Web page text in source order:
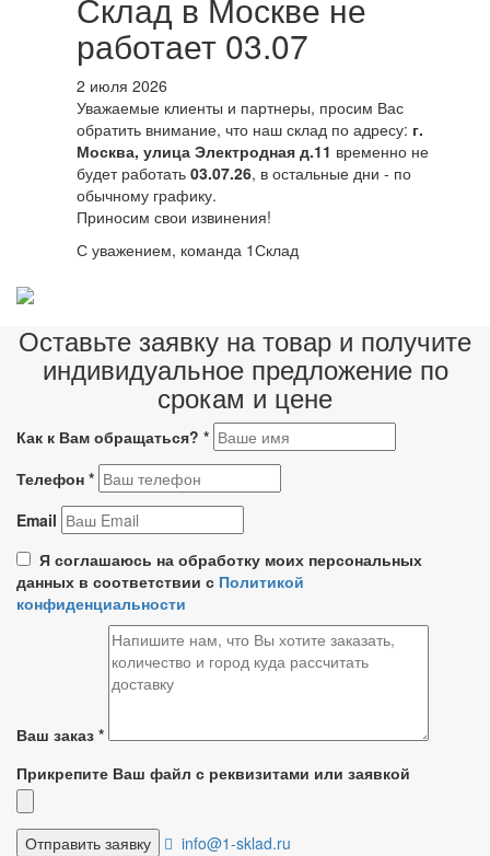
работает 03.07
2 июля 2026
Уважаемые клиенты и партнеры, просим Вас
обратить внимание, что наш склад по адресу: г.
Москва, улица Электродная д.11 временно не
будет работать 03.07.26, в остальные дни - по
обычному графику.
Приносим свои извинения!
С уважением, команда 1Склад
Оставьте заявку на товар и получите
индивидуальное предложение по
срокам и цене
Как к Вам обращаться? *
Телефон *
Email
Я соглашаюсь на обработку моих персональных
данных в соответствии с Политикой
конфиденциальности
Ваш заказ *
Прикрепите Ваш файл с реквизитами или заявкой
info@1-sklad.ru